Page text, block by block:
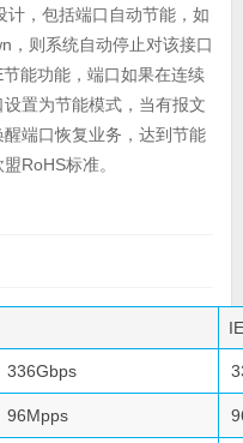
计，包括端口自动节能，如
，则系统自动停止对该接口
能功能，端口如果在连续
置为节能模式，当有报文
端口恢复业务，达到节能
RoHS标准。
336Gbps
96Mpps